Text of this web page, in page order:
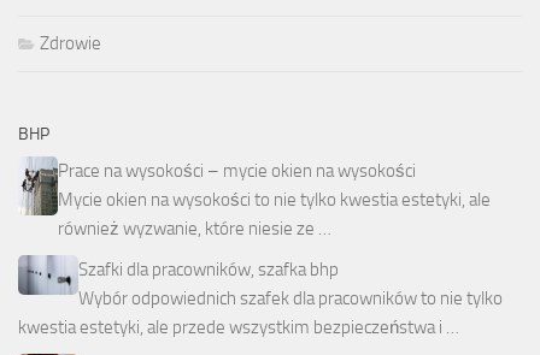
Zdrowie
BHP
Prace na wysokości – mycie okien na wysokości
Mycie okien na wysokości to nie tylko kwestia estetyki, ale
również wyzwanie, które niesie ze …
Szafki dla pracowników, szafka bhp
Wybór odpowiednich szafek dla pracowników to nie tylko
kwestia estetyki, ale przede wszystkim bezpieczeństwa i …